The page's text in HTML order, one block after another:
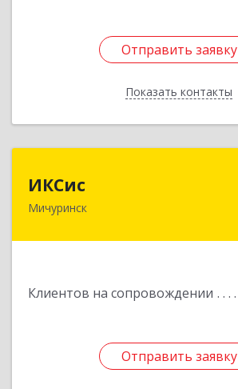
Отправить заявку
Показать контакты
Отправить заявку
Назад
ИКСис
Мичуринск
Клиентов на сопровождении
Отправить заявку
Отправить заявку